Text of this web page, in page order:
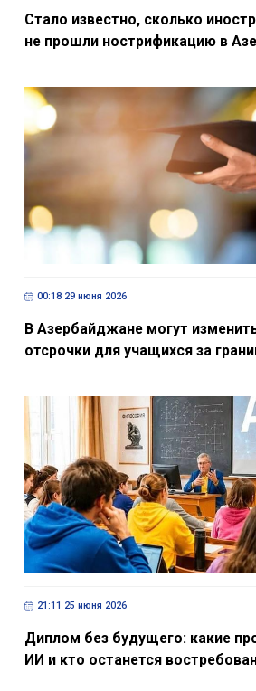
Стало известно, сколько
не прошли нострификацию в
00:18 29 июня 2026
В Азербайджане могут
отсрочки для учащихся за
21:11 25 июня 2026
Диплом без будущего: какие
ИИ и кто останется